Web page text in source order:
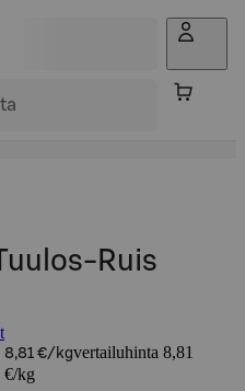
Ruis
8,81 €/kgvertailuhinta 8,81
€/kg